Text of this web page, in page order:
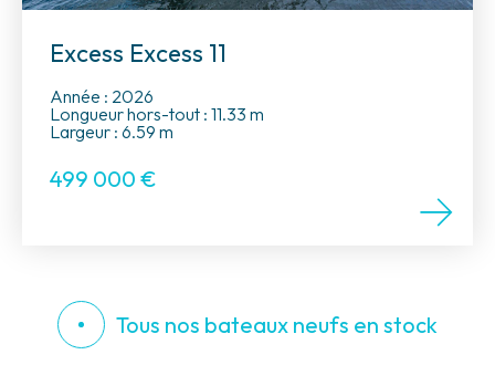
Excess Excess 11
Année : 2026
Longueur hors-tout : 11.33 m
Largeur : 6.59 m
499 000 €
Tous nos bateaux neufs en stock